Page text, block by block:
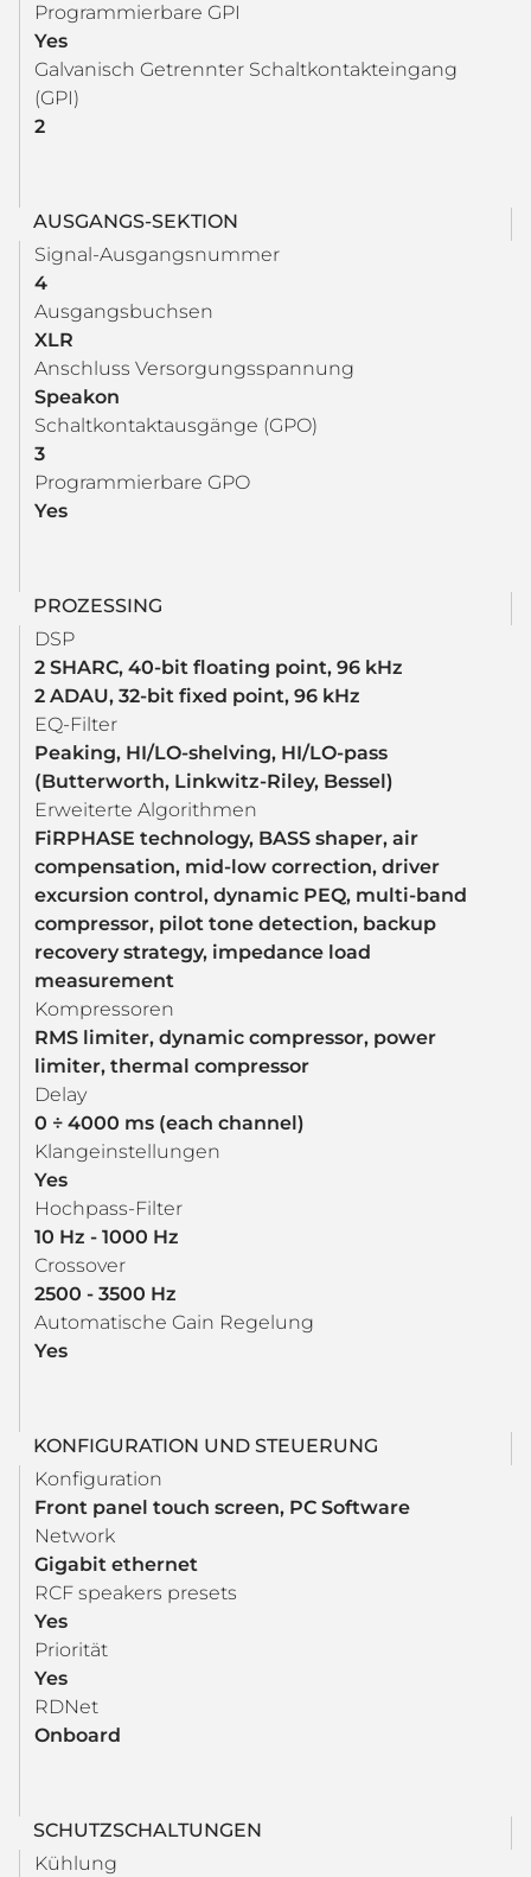
Programmierbare GPI
Yes
Galvanisch Getrennter Schaltkontakteingang
(GPI)
2
AUSGANGS-SEKTION
Signal-Ausgangsnummer
4
Ausgangsbuchsen
XLR
Anschluss Versorgungsspannung
Speakon
Schaltkontaktausgänge (GPO)
3
Programmierbare GPO
Yes
PROZESSING
DSP
2 SHARC, 40-bit floating point, 96 kHz
2 ADAU, 32-bit fixed point, 96 kHz
EQ-Filter
Peaking, HI/LO-shelving, HI/LO-pass
(Butterworth, Linkwitz-Riley, Bessel)
Erweiterte Algorithmen
FiRPHASE technology, BASS shaper, air
compensation, mid-low correction, driver
excursion control, dynamic PEQ, multi-band
compressor, pilot tone detection, backup
recovery strategy, impedance load
measurement
Kompressoren
RMS limiter, dynamic compressor, power
limiter, thermal compressor
Delay
0 ÷ 4000 ms (each channel)
Klangeinstellungen
Yes
Hochpass-Filter
10 Hz - 1000 Hz
Crossover
2500 - 3500 Hz
Automatische Gain Regelung
Yes
KONFIGURATION UND STEUERUNG
Konfiguration
Front panel touch screen, PC Software
Network
Gigabit ethernet
RCF speakers presets
Yes
Priorität
Yes
RDNet
Onboard
SCHUTZSCHALTUNGEN
Kühlung